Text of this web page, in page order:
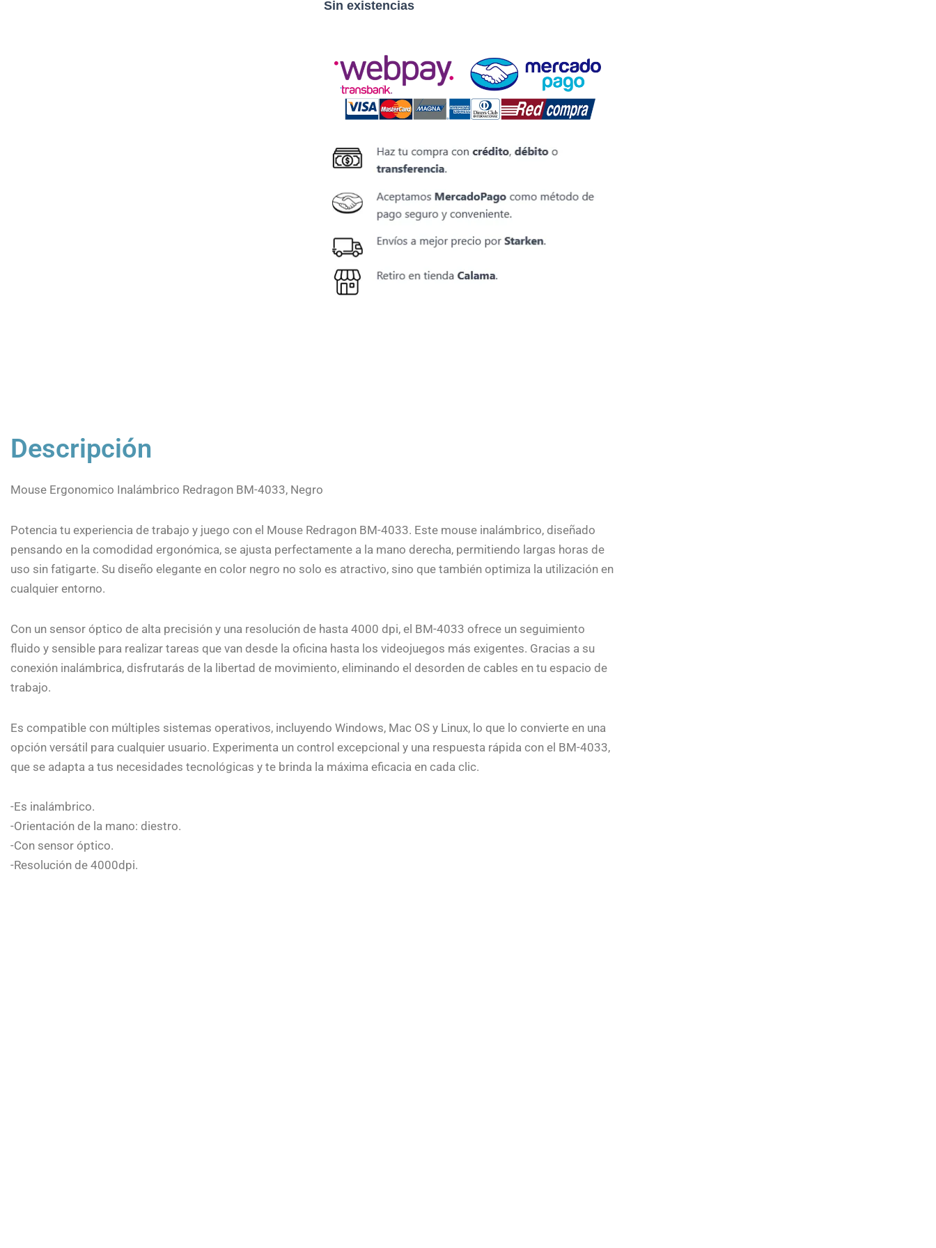
Sin existencias
Descripción
Mouse Ergonomico Inalámbrico Redragon BM-4033, Negro
Potencia tu experiencia de trabajo y juego con el Mouse Redragon BM-4033. Este mouse inalámbrico, diseñado
pensando en la comodidad ergonómica, se ajusta perfectamente a la mano derecha, permitiendo largas horas de
uso sin fatigarte. Su diseño elegante en color negro no solo es atractivo, sino que también optimiza la utilización en
cualquier entorno.
Con un sensor óptico de alta precisión y una resolución de hasta 4000 dpi, el BM-4033 ofrece un seguimiento
fluido y sensible para realizar tareas que van desde la oficina hasta los videojuegos más exigentes. Gracias a su
conexión inalámbrica, disfrutarás de la libertad de movimiento, eliminando el desorden de cables en tu espacio de
trabajo.
Es compatible con múltiples sistemas operativos, incluyendo Windows, Mac OS y Linux, lo que lo convierte en una
opción versátil para cualquier usuario. Experimenta un control excepcional y una respuesta rápida con el BM-4033,
que se adapta a tus necesidades tecnológicas y te brinda la máxima eficacia en cada clic.
-Es inalámbrico.
-Orientación de la mano: diestro.
-Con sensor óptico.
-Resolución de 4000dpi.